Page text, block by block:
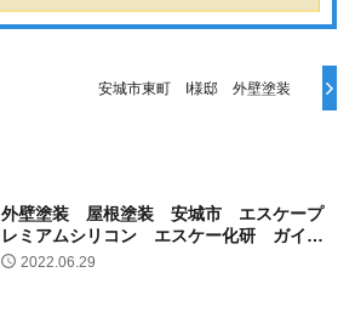
安城市東町 I様邸 外壁塗装
外壁塗装 屋根塗装 安城市 エスケープ
レミアムシリコン エスケー化研 ガイ
ナ 日進産業 /S様邸
2022.06.29